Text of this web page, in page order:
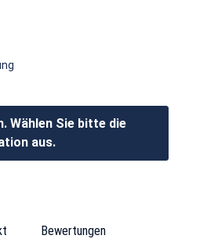
Wählen Sie bitte die
aus.
Bewertungen